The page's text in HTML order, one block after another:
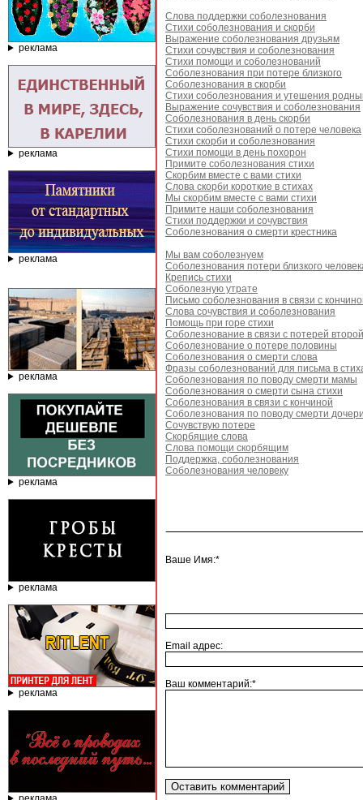
реклама
реклама
реклама
реклама
реклама
реклама
реклама
Слова поддержки соболезнования
Стихи соболезнования и скорби
Выражение соболезнования друзьям
Стихи сочувствия и соболезнования
Стихи помощи и соболезнований
Соболезнования при потере близкого
Соболезнования в скорби
Стихи соболезнования и утешения
Выражение сочувствия и соболезнования
Соболезнования в день скорби
Стихи соболезнований о потере человека
Стихи скорби и соболезнования
Стихи помощи в день похорон
Примите соболезнования стихи
Скорбим вместе с вами стихи
Слова скорби короткие в стихах
Мы скорбим вместе с вами стихи
Примите наши соболезнования
Стихи поддержки и сочувствия
Соболезнования о смерти крестника
Мы вам соболезнуем
Соболезнования потери близкого
Крепись стихи
Соболезную утрате
Письмо соболезнования в связи с
Слова сочувствия и соболезнования
Помощь при горе стихи
Соболезнование в связи с потерей
Соболезнование о потере половины
Соболезнования о смерти слова
Фразы соболезнований для письма в
Соболезнования по поводу смерти мамы
Соболезнования о смерти сына стихи
Соболезнования в связи с кончиной
Соболезнования по поводу смерти
Сочувствую потере
Скорбящие слова
Слова помощи скорбящим
Поддержка, соболезнования
Соболезнования человеку
Ваше Имя:*
Email адрес:
Ваш комментарий:*